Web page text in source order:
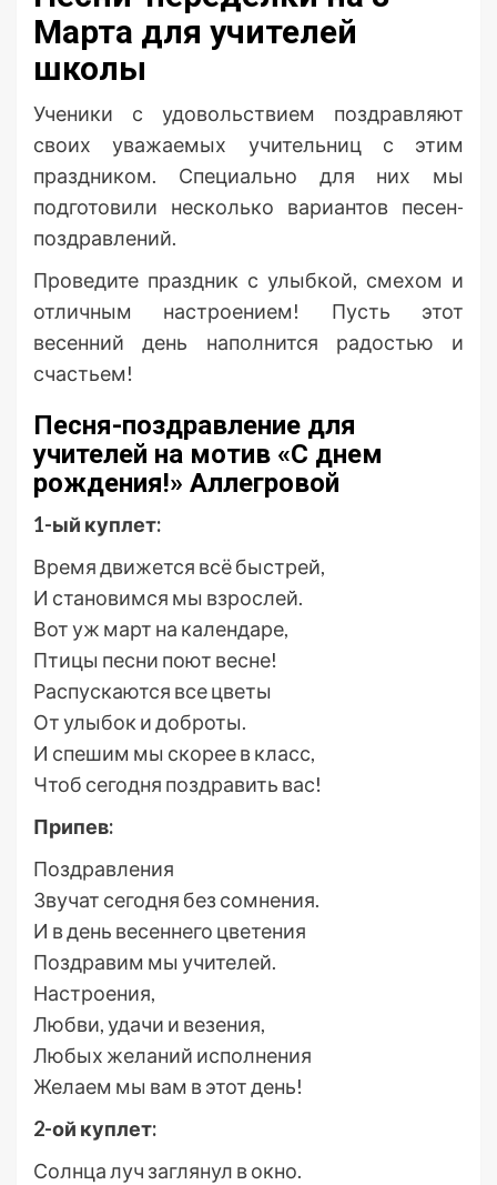
Марта для учителей
школы
Ученики с удовольствием поздравляют
своих уважаемых учительниц с этим
праздником. Специально для них мы
подготовили несколько вариантов песен-
поздравлений.
Проведите праздник с улыбкой, смехом и
отличным настроением! Пусть этот
весенний день наполнится радостью и
счастьем!
Песня-поздравление для
учителей на мотив «С днем
рождения!» Аллегровой
1-ый куплет:
Время движется всё быстрей,
И становимся мы взрослей.
Вот уж март на календаре,
Птицы песни поют весне!
Распускаются все цветы
От улыбок и доброты.
И спешим мы скорее в класс,
Чтоб сегодня поздравить вас!
Припев:
Поздравления
Звучат сегодня без сомнения.
И в день весеннего цветения
Поздравим мы учителей.
Настроения,
Любви, удачи и везения,
Любых желаний исполнения
Желаем мы вам в этот день!
2-ой куплет:
Солнца луч заглянул в окно.